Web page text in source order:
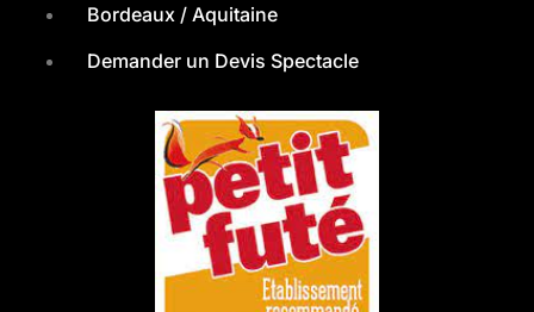
Bordeaux / Aquitaine
Demander un Devis Spectacle